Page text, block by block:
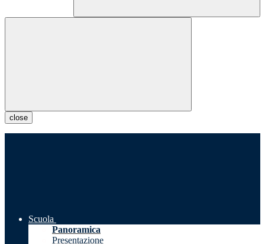
close
Scuola
Panoramica
Presentazione